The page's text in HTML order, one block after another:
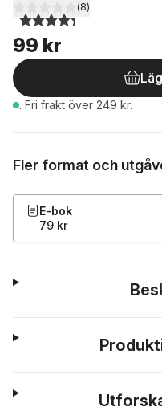
4,3utav 5 stjärnor. Totalt
(8)
99 kr
. Fri frakt över 249 kr.
Fler format och
E-bok
79 kr